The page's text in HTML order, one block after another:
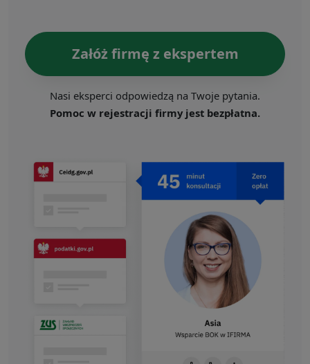
Załóż firmę z ekspertem
Nasi eksperci odpowiedzą na Twoje pytania.
Pomoc w rejestracji firmy jest bezpłatna.